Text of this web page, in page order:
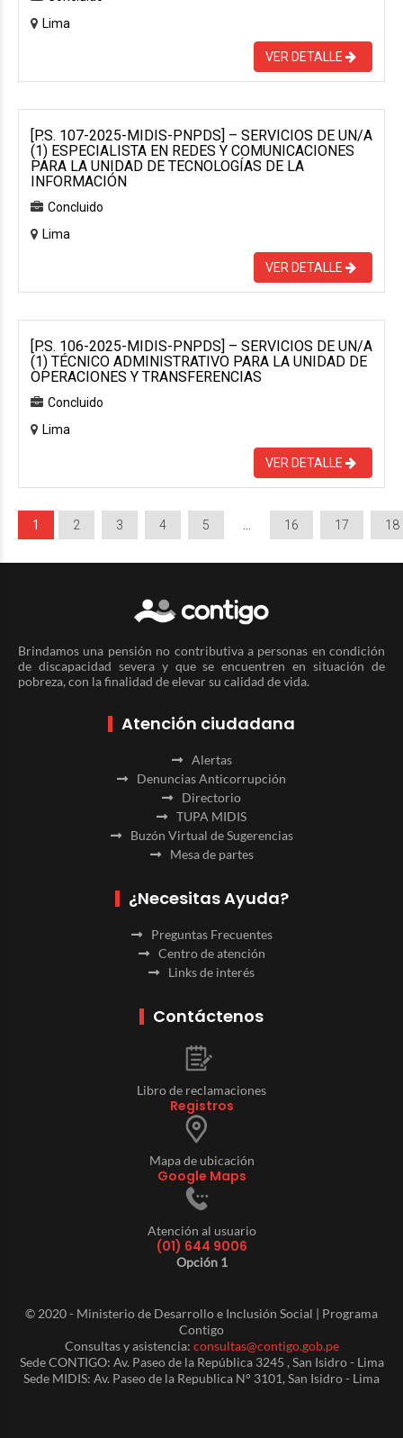
Lima
VER DETALLE
[P.S. 107-2025-MIDIS-PNPDS] – SERVICIOS DE UN/A
(1) ESPECIALISTA EN REDES Y COMUNICACIONES
PARA LA UNIDAD DE TECNOLOGÍAS DE LA
INFORMACIÓN
Concluido
Lima
VER DETALLE
[P.S. 106-2025-MIDIS-PNPDS] – SERVICIOS DE UN/A
(1) TÉCNICO ADMINISTRATIVO PARA LA UNIDAD DE
OPERACIONES Y TRANSFERENCIAS
Concluido
Lima
VER DETALLE
1 2 3 4 5 16 17 18
Brindamos una pensión no contributiva a personas en condición
de discapacidad severa y que se encuentren en situación de
pobreza, con la finalidad de elevar su calidad de vida.
Atención ciudadana
Alertas
Denuncias Anticorrupción
Directorio
TUPA MIDIS
Buzón Virtual de Sugerencias
Mesa de partes
¿Necesitas Ayuda?
Preguntas Frecuentes
Centro de atención
Links de interés
Contáctenos
Libro de reclamaciones
Registros
Mapa de ubicación
Google Maps
Atención al usuario
(01) 644 9006
Opción 1
© 2020 - Ministerio de Desarrollo e Inclusión Social | Programa
Contigo
Consultas y asistencia: consultas@contigo.gob.pe
Sede CONTIGO: Av. Paseo de la República 3245 , San Isidro - Lima
Sede MIDIS: Av. Paseo de la Republica N° 3101, San Isidro - Lima